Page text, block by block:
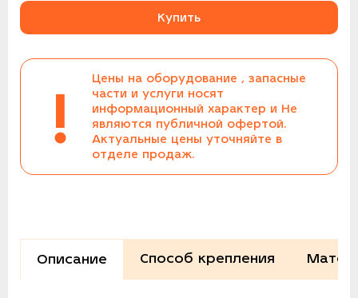
Купить
!
Цены на оборудование , запасные
части и услуги носят
информационный характер и Не
являются публичной офертой.
Актуальные цены уточняйте в
отделе продаж.
Описание Способ крепления